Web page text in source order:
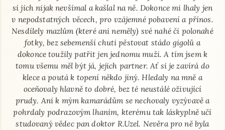
si jich nijak nevšímal a kašlal na ně. Dokonce mi lhaly jen
v nepodstatných věcech, pro vzájemné pobavení a přínos.
Nesdílely mazlům (které ani neměly) své nahé či polonahé
fotky, bez sebemenší chuti pěstovat stádo gigolů a
dokonce toužily patřit jen jednomu muži. A tím jsem k
tomu všemu měl být já, jejich partner. Ať si je zavírá do
klece a poutá k topení někdo jiný. Hledaly na mně a
oceňovaly hlavně to dobré, bez té neustálé oživující
prudy. Ani k mým kamarádům se nechovaly vyzývavě a
pohrdaly podrazovým lhaním, kterému tak láskyplně učí
studovaný vědec pan doktor R.Uzel. Nevěra pro ně byla